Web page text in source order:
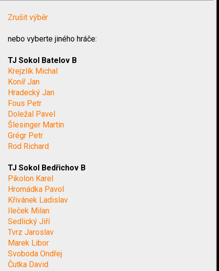
Zrušit výběr
nebo vyberte jiného hráče:
TJ Sokol Batelov B
Krejzlík Michal
Koníř Jan
Hradecký Jan
Fous Petr
Doležal Pavel
Šlesinger Martin
Grégr Petr
Rod Richard
TJ Sokol Bedřichov B
Pikolon Karel
Hromádka Pavol
Křivánek Ladislav
Ileček Milan
Sedlický Jiří
Tvrz Jaroslav
Marek Libor
Svoboda Ondřej
Čutka David